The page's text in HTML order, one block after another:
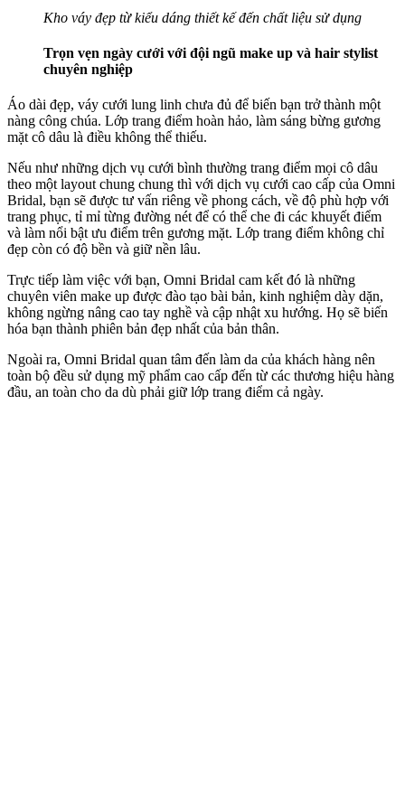
Kho váy đẹp từ kiểu dáng thiết kế đến chất liệu sử dụng
Trọn vẹn ngày cưới với đội ngũ make up và hair stylist
chuyên nghiệp
Áo dài đẹp, váy cưới lung linh chưa đủ để biến bạn trở thành một
nàng công chúa. Lớp trang điểm hoàn hảo, làm sáng bừng gương
mặt cô dâu là điều không thể thiếu.
Nếu như những dịch vụ cưới bình thường trang điểm mọi cô dâu
theo một layout chung chung thì với dịch vụ cưới cao cấp của Omni
Bridal, bạn sẽ được tư vấn riêng về phong cách, về độ phù hợp với
trang phục, tỉ mỉ từng đường nét để có thể che đi các khuyết điểm
và làm nổi bật ưu điểm trên gương mặt. Lớp trang điểm không chỉ
đẹp còn có độ bền và giữ nền lâu.
Trực tiếp làm việc với bạn, Omni Bridal cam kết đó là những
chuyên viên make up được đào tạo bài bản, kinh nghiệm dày dặn,
không ngừng nâng cao tay nghề và cập nhật xu hướng. Họ sẽ biến
hóa bạn thành phiên bản đẹp nhất của bản thân.
Ngoài ra, Omni Bridal quan tâm đến làm da của khách hàng nên
toàn bộ đều sử dụng mỹ phẩm cao cấp đến từ các thương hiệu hàng
đầu, an toàn cho da dù phải giữ lớp trang điểm cả ngày.